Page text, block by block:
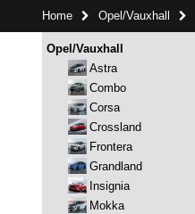
Home Opel/Vauxhall
Opel/Vauxhall
Astra
Combo
Corsa
Crossland
Frontera
Grandland
Insignia
Mokka